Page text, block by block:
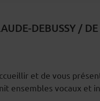
DEBUSSY /
et de vous
ensembles vocaux et